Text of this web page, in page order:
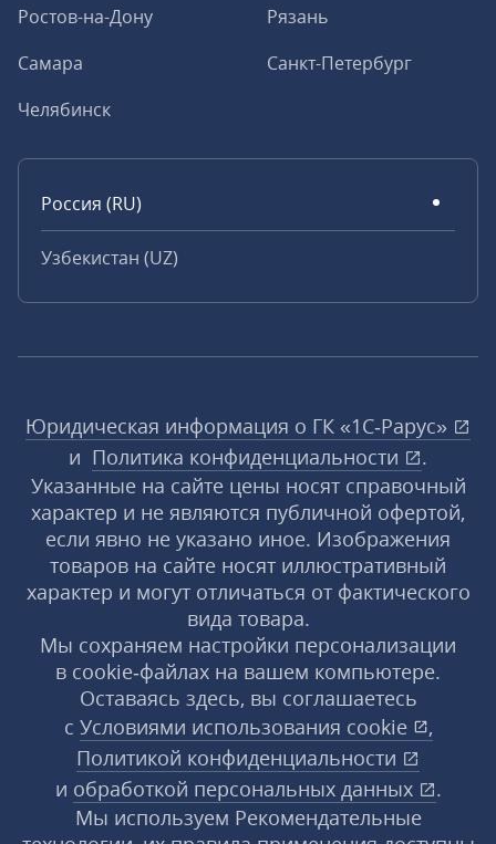
Ростов-на-Дону
Рязань
Самара
Санкт-Петербург
Челябинск
Россия (RU)
Узбекистан (UZ)
Юридическая информация о ГК «1С‑Рарус»
и Политика конфиденциальности
.
Указанные на сайте цены носят справочный
характер и не являются публичной офертой,
если явно не указано иное. Изображения
товаров на сайте носят иллюстративный
характер и могут отличаться от фактического
вида товара.
Мы сохраняем настройки персонализации
в cookie‑файлах на вашем компьютере.
Оставаясь здесь, вы соглашаетесь
с Условиями использования cookie
,
Политикой конфиденциальности
и обработкой персональных данных
.
Мы используем Рекомендательные